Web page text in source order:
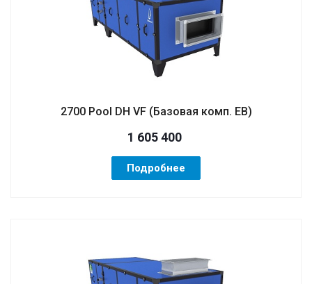
2700 Pool DH VF (Базовая комп. EB)
1 605 400
Подробнее